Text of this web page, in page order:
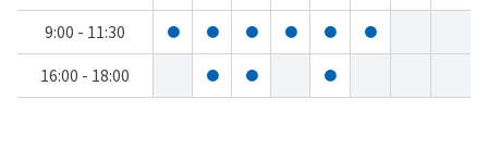
9:00 - 11:30
● ● ● ● ● ●
16:00 - 18:00 ● ● ●